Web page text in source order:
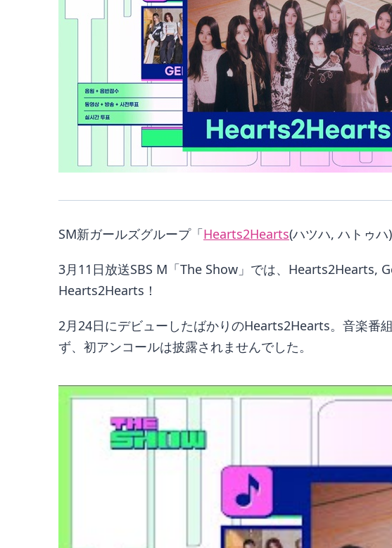
SM新ガールズグループ「Hearts2Hearts(ハツハ, ハトゥハ
3月11日放送SBS M「The Show」では、Hearts2Hearts,
Hearts2Hearts！
2月24日にデビューしたばかりのHearts2Hearts。音楽番
ず、初アンコールは披露されませんでした。